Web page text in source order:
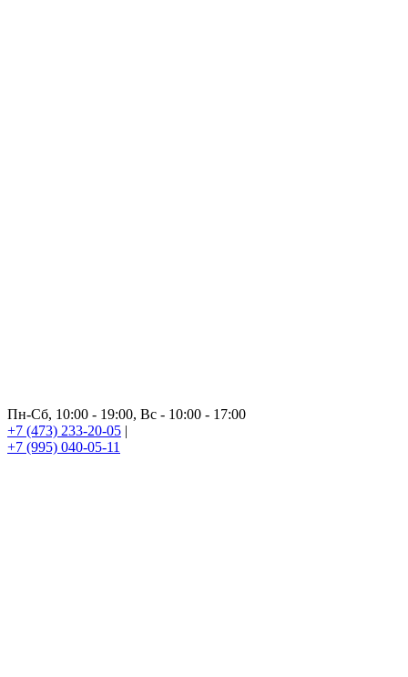
Пн-Сб, 10:00 - 19:00, Вс - 10:00 - 17:00
+7 (473) 233-20-05 |
+7 (995) 040-05-11